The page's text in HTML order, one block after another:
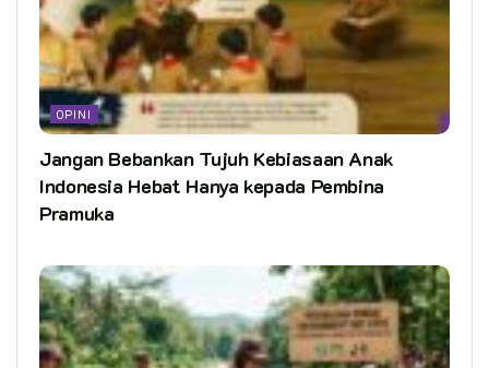
OPINI
Jangan Bebankan Tujuh Kebiasaan Anak
Indonesia Hebat Hanya kepada Pembina
Pramuka